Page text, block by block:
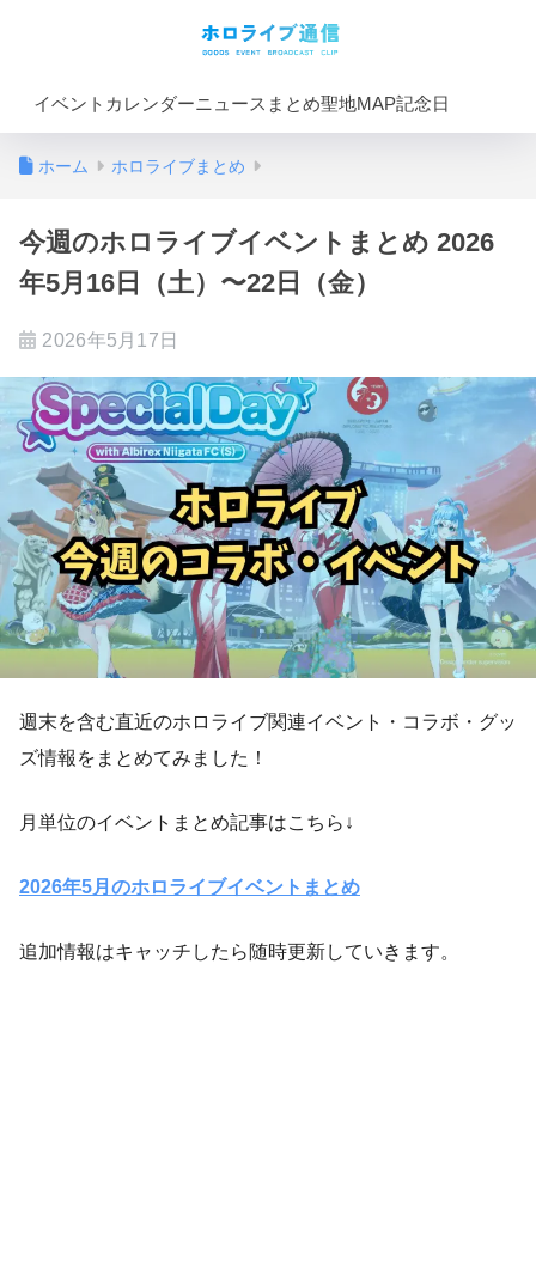
イベントカレンダーニュースまとめ聖地MAP記念日
ホーム ホロライブまとめ
今週のホロライブイベントまとめ 2026
年5月16日（土）〜22日（金）
2026年5月17日
週末を含む直近のホロライブ関連イベント・コラボ・グッ
ズ情報をまとめてみました！
月単位のイベントまとめ記事はこちら↓
2026年5月のホロライブイベントまとめ
追加情報はキャッチしたら随時更新していきます。